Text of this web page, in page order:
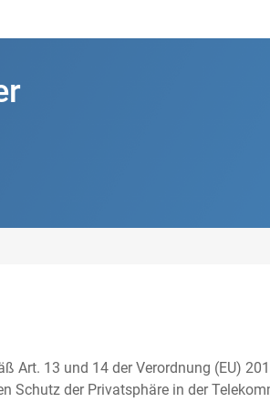
Art. 13 und 14 der Verordnung (EU)
Schutz der Privatsphäre in der